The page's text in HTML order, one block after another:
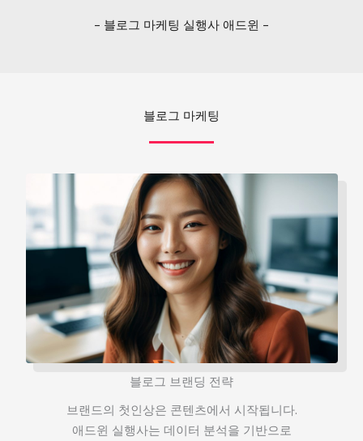
– 블로그 마케팅 실행사 애드윈 –
블로그 마케팅
블로그 브랜딩 전략
브랜드의 첫인상은 콘텐츠에서 시작됩니다.
애드윈 실행사는 데이터 분석을 기반으로